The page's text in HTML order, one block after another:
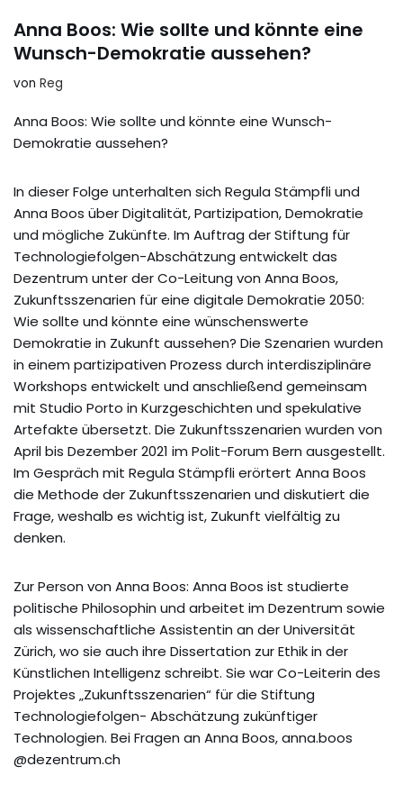
Anna Boos: Wie sollte und könnte eine
Wunsch-Demokratie aussehen?
von Reg
Anna Boos: Wie sollte und könnte eine Wunsch-
Demokratie aussehen?
In dieser Folge unterhalten sich Regula Stämpfli und
Anna Boos über Digitalität, Partizipation, Demokratie
und mögliche Zukünfte. Im Auftrag der Stiftung für
Technologiefolgen-Abschätzung entwickelt das
Dezentrum unter der Co-Leitung von Anna Boos,
Zukunftsszenarien für eine digitale Demokratie 2050:
Wie sollte und könnte eine wünschenswerte
Demokratie in Zukunft aussehen? Die Szenarien wurden
in einem partizipativen Prozess durch interdisziplinäre
Workshops entwickelt und anschließend gemeinsam
mit Studio Porto in Kurzgeschichten und spekulative
Artefakte übersetzt. Die Zukunftsszenarien wurden von
April bis Dezember 2021 im Polit-Forum Bern ausgestellt.
Im Gespräch mit Regula Stämpfli erörtert Anna Boos
die Methode der Zukunftsszenarien und diskutiert die
Frage, weshalb es wichtig ist, Zukunft vielfältig zu
denken.
Zur Person von Anna Boos: Anna Boos ist studierte
politische Philosophin und arbeitet im Dezentrum sowie
als wissenschaftliche Assistentin an der Universität
Zürich, wo sie auch ihre Dissertation zur Ethik in der
Künstlichen Intelligenz schreibt. Sie war Co-Leiterin des
Projektes „Zukunftsszenarien“ für die Stiftung
Technologiefolgen- Abschätzung zukünftiger
Technologien. Bei Fragen an Anna Boos, anna.boos
@dezentrum.ch